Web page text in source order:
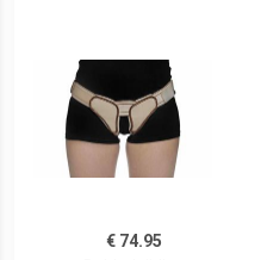
€ 74.95